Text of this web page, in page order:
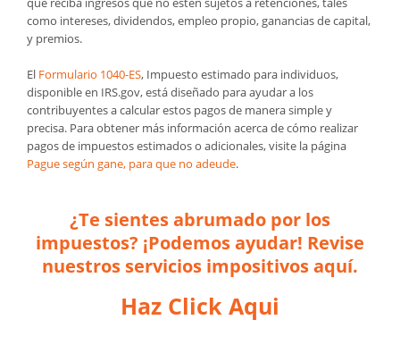
como intereses, dividendos, empleo propio, ganancias de capital,
y premios.
El Formulario 1040-ES, Impuesto estimado para individuos,
disponible en IRS.gov, está diseñado para ayudar a los
contribuyentes a calcular estos pagos de manera simple y
precisa. Para obtener más información acerca de cómo realizar
pagos de impuestos estimados o adicionales, visite la página
Pague según gane, para que no adeude.
¿Te sientes abrumado por los
impuestos? ¡Podemos ayudar! Revise
nuestros servicios impositivos aquí.
Haz Click Aqui